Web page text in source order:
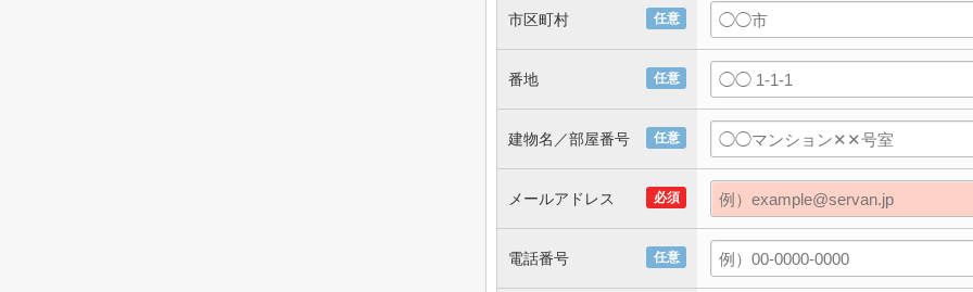
任意
市区町村
任意
番地
任意
建物名／部屋番号
必須
メールアドレス
任意
電話番号